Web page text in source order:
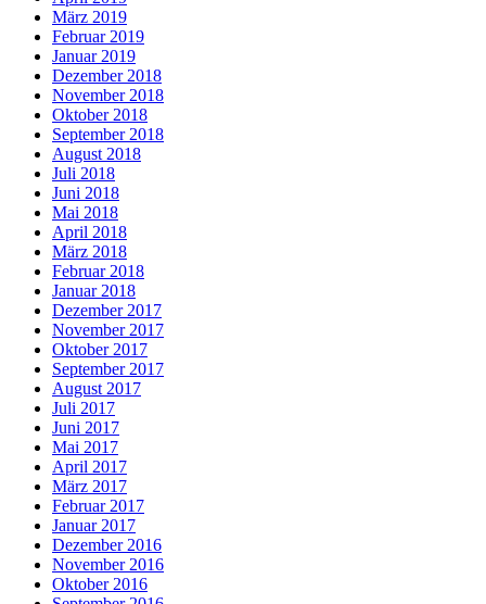
März 2019
Februar 2019
Januar 2019
Dezember 2018
November 2018
Oktober 2018
September 2018
August 2018
Juli 2018
Juni 2018
Mai 2018
April 2018
März 2018
Februar 2018
Januar 2018
Dezember 2017
November 2017
Oktober 2017
September 2017
August 2017
Juli 2017
Juni 2017
Mai 2017
April 2017
März 2017
Februar 2017
Januar 2017
Dezember 2016
November 2016
Oktober 2016